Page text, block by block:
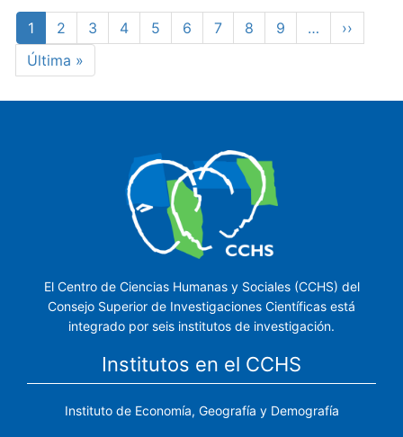
Paginación
Página
actual
1 Page
2 Page
3 Page
4 Page
5 Page
6 Page
7 Page
8 Page
9 …
página
››
Última
página
Última »
El Centro de Ciencias Humanas y Sociales (CCHS) del
Consejo Superior de Investigaciones Científicas está
integrado por seis institutos de investigación.
Institutos en el CCHS
Instituto de Economía, Geografía y Demografía